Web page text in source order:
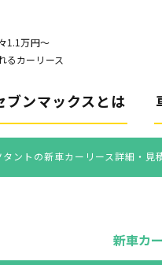
1.1万円〜
るカーリース
ブンマックスとは
タントの新車カーリース詳細・見
新車カ